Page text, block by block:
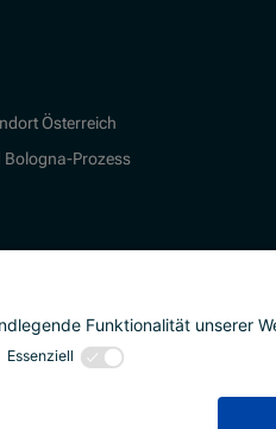
Österreich
Prozess
für Bildung und